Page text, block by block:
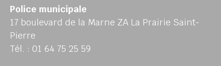
Police municipale
17 boulevard de la Marne ZA La Prairie Saint-
Pierre
Tél. : 01 64 75 25 59